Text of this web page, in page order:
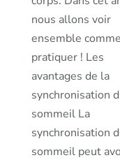
nous allons voir
ensemble
pratiquer ! Les
avantages de la
synchronisation
sommeil La
synchronisation
sommeil peut